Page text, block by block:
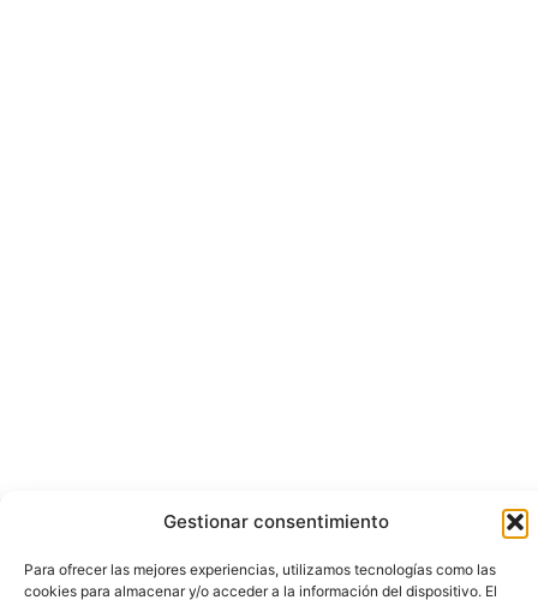
Gestionar consentimiento
Para ofrecer las mejores experiencias, utilizamos tecnologías como las
cookies para almacenar y/o acceder a la información del dispositivo. El